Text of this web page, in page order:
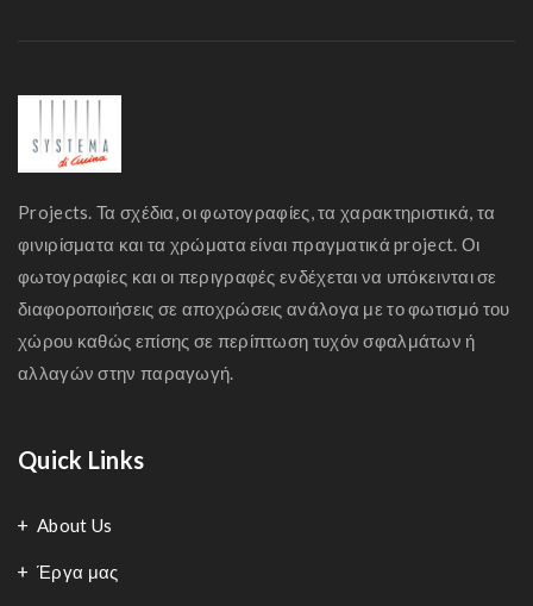
Projects. Τα σχέδια, οι φωτογραφίες, τα χαρακτηριστικά, τα
φινιρίσματα και τα χρώματα είναι πραγματικά project. Οι
φωτογραφίες και οι περιγραφές ενδέχεται να υπόκεινται σε
διαφοροποιήσεις σε αποχρώσεις ανάλογα με το φωτισμό του
χώρου καθώς επίσης σε περίπτωση τυχόν σφαλμάτων ή
αλλαγών στην παραγωγή.
Quick Links
About Us
Έργα μας